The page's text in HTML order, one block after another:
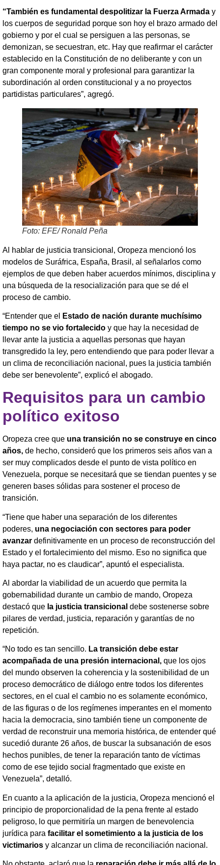
“También es fundamental despolitizar la Fuerza Armada y
los cuerpos de seguridad porque son hoy el brazo armado del
gobierno y por el cual se persiguen a las personas, se
demonizan, se secuestran, etc. Hay que reafirmar el carácter
establecido en la Constitución de no deliberante y con un
gran componente moral y profesional para garantizar la
subordinación al orden constitucional y a no proyectos
partidistas particulares”, agregó.
Foto: EFE/ Ronald Peña
Al hablar de justicia transicional, Oropeza mencionó los
modelos de Suráfrica, España, Brasil, al señalarlos como
ejemplos de que deben haber acuerdos mínimos, disciplina y
una búsqueda de la resocialización para que se dé el
proceso de cambio.
“Entender que el
Estado de nación durante muchísimo
tiempo no se vio fortalecido y que hay la necesidad de
llevar ante la justicia a aquellas personas que hayan
transgredido la ley, pero entendiendo que para poder llevar a
un clima de reconciliación nacional, pues la justicia también
debe ser benevolente”, explicó el abogado.
Requisitos para un cambio
político exitoso
Oropeza cree que una transición no se construye en cinco
años, de hecho, consideró que los primeros seis años van a
ser muy complicados desde el punto de vista político en
Venezuela, porque se necesitará que se tiendan puentes y se
generen bases sólidas para sostener el proceso de
transición.
“Tiene que haber una separación de los diferentes
poderes, una negociación con sectores para poder
avanzar definitivamente en un proceso de reconstrucción del
Estado y el fortalecimiento del mismo. Eso no significa que
haya pactar, no es claudicar”, apuntó el especialista.
Al abordar la viabilidad de un acuerdo que permita la
gobernabilidad durante un cambio de mando, Oropeza
destacó que la justicia transicional debe sostenerse sobre
pilares de verdad, justicia, reparación y garantías de no
repetición.
“No todo es tan sencillo. La transición debe estar
acompañada de una presión internacional, que los ojos
del mundo observen la coherencia y la sostenibilidad de un
proceso democrático de diálogo entre todos los diferentes
sectores, en el cual el cambio no es solamente económico,
de las figuras o de los regímenes imperantes en el momento
hacia la democracia, sino también tiene un componente de
verdad de reconstruir una memoria histórica, de entender qué
sucedió durante 26 años, de buscar la subsanación de esos
hechos punibles, de tener la reparación tanto de víctimas
como de ese tejido social fragmentado que existe en
Venezuela”, detalló.
En cuanto a la aplicación de la justicia, Oropeza mencionó el
principio de proporcionalidad de la pena frente al estado
peligroso, lo que permitiría un margen de benevolencia
jurídica para facilitar el sometimiento a la justicia de los
victimarios y alcanzar un clima de reconciliación nacional.